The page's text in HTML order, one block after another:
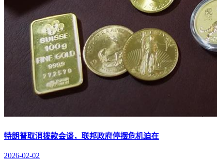
特朗普取消拨款会谈，联邦政府停摆危机迫在
2026-02-02